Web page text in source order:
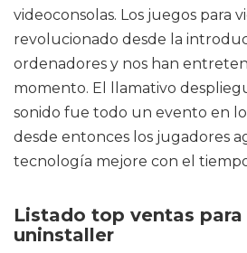
videoconsolas. Los juegos para
revolucionado desde la
ordenadores y nos han
momento. El llamativo
sonido fue todo un evento en
desde entonces los jugadores
tecnología mejore con el
Listado top ventas
uninstaller